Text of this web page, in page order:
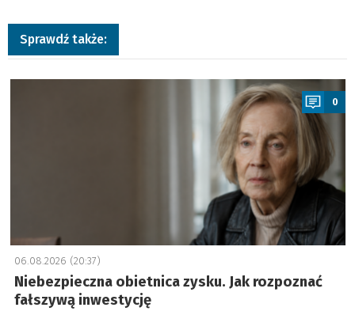
Sprawdź także:
a
0
06.08.2026 (20:37)
Niebezpieczna obietnica zysku. Jak rozpoznać
fałszywą inwestycję